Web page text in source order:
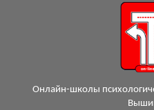
Онлайн-школы